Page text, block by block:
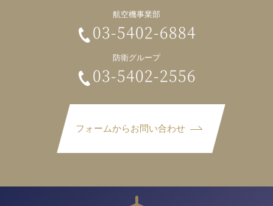
フォームからお問い合わせ
航空機事業部
03-5402-6884
防衛グループ
03-5402-2556